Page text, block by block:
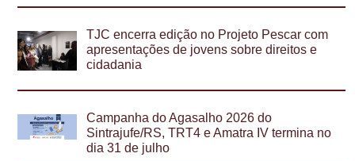
TJC encerra edição no Projeto Pescar com
apresentações de jovens sobre direitos e
cidadania
Campanha do Agasalho 2026 do
Sintrajufe/RS, TRT4 e Amatra IV termina no
dia 31 de julho